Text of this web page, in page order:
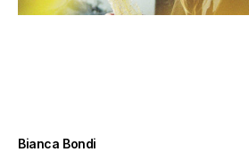
Bianca Bondi